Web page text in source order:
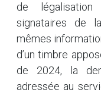
de
signataires de
mêmes
d’un timbre
de 2024, la
adressée au